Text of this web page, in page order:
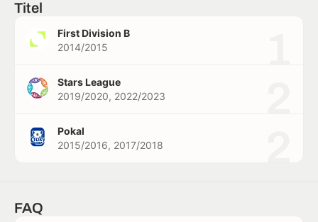
Titel
First Division B
2014/2015
Stars League
2019/2020, 2022/2023
Pokal
2015/2016, 2017/2018
FAQ